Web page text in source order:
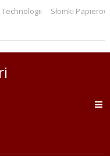
Słomki Papierowe: